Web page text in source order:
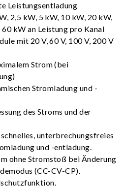
Leistungsentladung
2,5 kW, 5 kW, 10 kW, 20 kW,
kW an Leistung pro Kanal
mit 20 V, 60 V, 100 V, 200 V
Strom (bei
Stromladung und -
des Stroms und der
unterbrechungsfreies
und -entladung.
ohne Stromstoß bei Änderung
(CC-CV-CP).